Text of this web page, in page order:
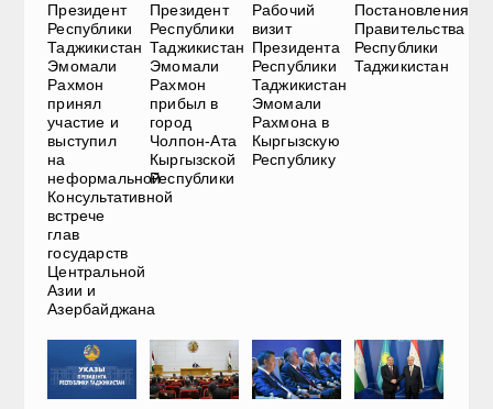
Президент
Республики
Таджикистан
Эмомали
Рахмон
принял
участие и
выступил
на
неформальной
Консультативной
встрече
глав
государств
Центральной
Азии и
Азербайджана
Президент
Республики
Таджикистан
Эмомали
Рахмон
прибыл в
город
Чолпон-Ата
Кыргызской
Республики
Рабочий
визит
Президента
Республики
Таджикистан
Эмомали
Рахмона в
Кыргызскую
Республику
Постановления
Правительства
Республики
Таджикистан